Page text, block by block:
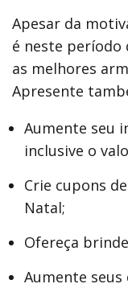
Apesar da
é neste período
as melhores
Apresente
Aumente seu
inclusive o
Crie cupons
Natal;
Ofereça
Aumente seus